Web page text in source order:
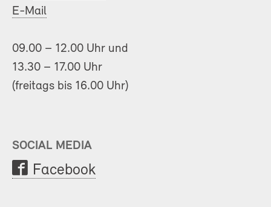
E-Mail
09.00 – 12.00 Uhr und
13.30 – 17.00 Uhr
(freitags bis 16.00 Uhr)
SOCIAL MEDIA
Facebook